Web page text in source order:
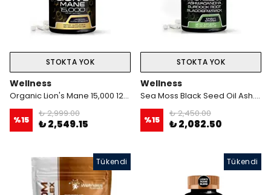
STOKTA YOK
Wellness
Organic Lion's Mane 15,000 120 Kapsül
%15
₺ 2,999.00
₺ 2,549.15
STOKTA YOK
Wellness
Sea Moss Black Seed Oil Ash. Burdock Root Bladderwrack 17-in 1 - 120 Kapsül
%15
₺ 2,450.00
₺ 2,082.50
Tükendi Tükendi